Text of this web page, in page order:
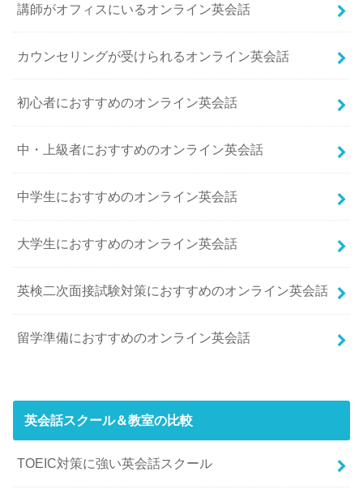
講師がオフィスにいるオンライン英会話
カウンセリングが受けられるオンライン英会話
初心者におすすめのオンライン英会話
中・上級者におすすめのオンライン英会話
中学生におすすめのオンライン英会話
大学生におすすめのオンライン英会話
英検二次面接試験対策におすすめのオンライン英会話
留学準備におすすめのオンライン英会話
英会話スクール＆教室の比較
TOEIC対策に強い英会話スクール